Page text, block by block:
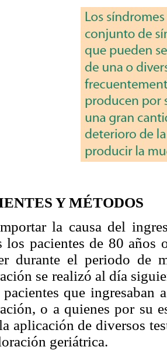
Y MÉTODOS
la causa del
los pacientes de 80 años
durante el periodo de
se realizó al día
que ingresaban
o a quienes por su
aplicación de diversos
geriátrica.